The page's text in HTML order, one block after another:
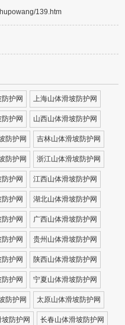
139.htm
护网 上海山体滑坡防护网
护网 山西山体滑坡防护网
防护网 吉林山体滑坡防护网
防护网 浙江山体滑坡防护网
护网 江西山体滑坡防护网
护网 湖北山体滑坡防护网
护网 广西山体滑坡防护网
护网 贵州山体滑坡防护网
护网 陕西山体滑坡防护网
护网 宁夏山体滑坡防护网
防护网 太原山体滑坡防护网
防护网 长春山体滑坡防护网